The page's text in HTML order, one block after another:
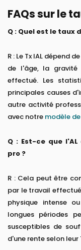
FAQs sur le
Q : Quel est le taux
R : Le Tx IAL dépend
de l'âge, la
effectué. Les
principales causes
autre activité
avec notre modèle
Q : Est-ce que
pro ?
R : Cela peut être
par le travail
physique intense
longues périodes
susceptibles de
d'une rente selon leur